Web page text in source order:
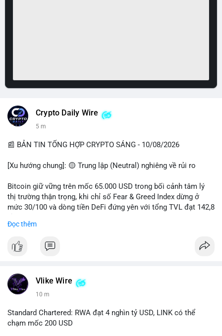
Crypto Daily Wire
5 m
📰 BẢN TIN TỔNG HỢP CRYPTO SÁNG - 10/08/2026
[Xu hướng chung]: 🟡 Trung lập (Neutral) nghiêng về rủi ro
Bitcoin giữ vững trên mốc 65.000 USD trong bối cảnh tâm lý
thị trường thận trọng, khi chỉ số Fear & Greed Index dừng ở
mức 30/100 và dòng tiền DeFi đứng yên với tổng TVL đạt 142,8
tăng gần 3% khi Iran-Oman hứa mở lại eo Hormuz, giảm lo ngại
lớn khác. Đáng chú ý, thanh lý Short chiếm tới 81,7% tổng 35,7
triệu USD thanh lý trong 24h, cho thấy phe bán đang yếu thế.
- DeFi & Công nghệ: Standard Chartered dự báo thị trường RWA
sẽ bùng nổ lên 4 nghìn tỷ USD, kéo theo giá trị token LINK có
Đọc thêm
Vlike Wire
10 m
Standard Chartered: RWA đạt 4 nghìn tỷ USD, LINK có thể
chạm mốc 200 USD